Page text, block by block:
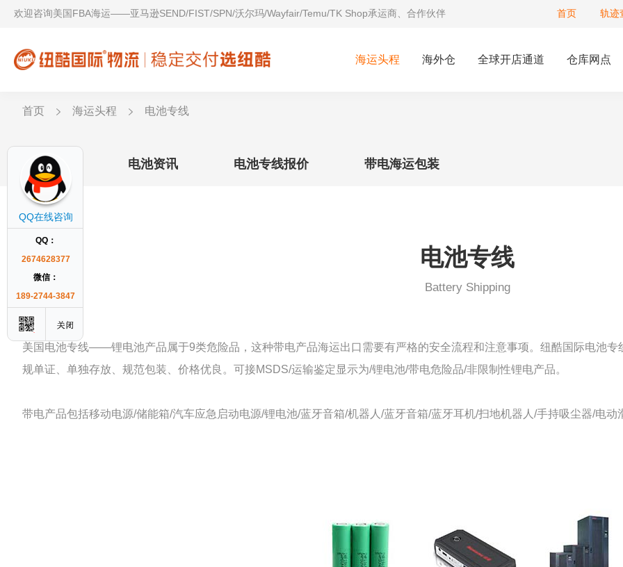
欢迎咨询美国FBA海运——亚马逊SEND/FIST/SPN/沃尔玛/Wayfair/Temu/TK Shop承运商、合作伙伴 首页 轨迹
海运头程 海外仓 全球开店通道 仓库网点
首页 海运头程 电池专线
电池专线 电池资讯 电池专线报价 带电海运包装
电池专线
Battery Shipping
美国电池专线——锂电池产品属于9类危险品，这种带电产品海运出口需要有严格的安全流程和注意事项。纽酷国际电池
规单证、单独存放、规范包装、价格优良。可接MSDS/运输鉴定显示为/锂电池/带电危险品/非限制性锂电产品。
带电产品包括移动电源/储能箱/汽车应急启动电源/锂电池/蓝牙音箱/机器人/蓝牙音箱/蓝牙耳机/扫地机器人/手持吸尘器/电
QQ在线咨询
QQ：
2674628377
微信：
189-2744-3847